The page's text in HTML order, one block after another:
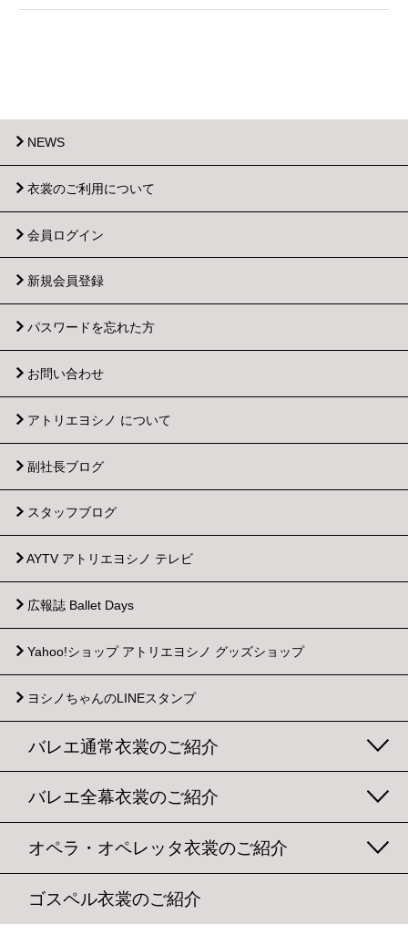
NEWS
衣裳のご利用について
会員ログイン
新規会員登録
パスワードを忘れた方
お問い合わせ
アトリエヨシノ について
副社長ブログ
スタッフブログ
AYTV アトリエヨシノ テレビ
広報誌 Ballet Days
Yahoo!ショップ アトリエヨシノ グッズショップ
ヨシノちゃんのLINEスタンプ
バレエ通常衣裳のご紹介
バレエ全幕衣裳のご紹介
オペラ・オペレッタ衣裳のご紹介
ゴスペル衣裳のご紹介